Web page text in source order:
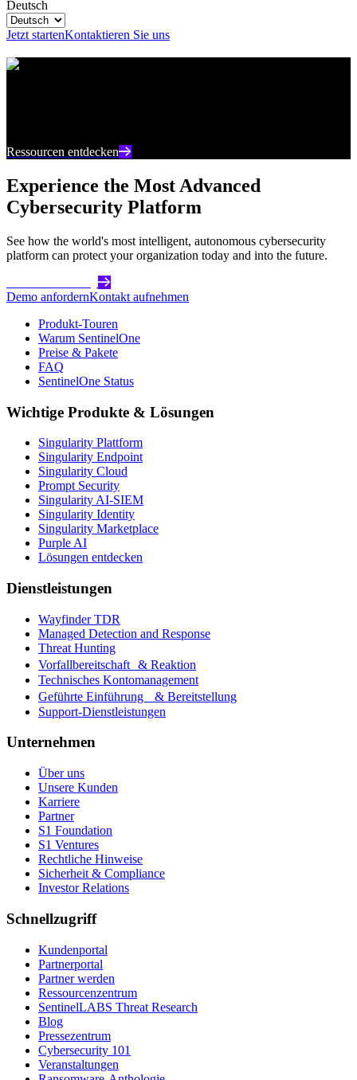
Deutsch
Jetzt startenKontaktieren Sie uns
Ressourcencenter
Ressourcen entdecken
Experience the Most Advanced
Cybersecurity Platform
See how the world's most intelligent, autonomous cybersecurity
platform can protect your organization today and into the future.
Demo anfordernKontakt aufnehmen
Produkt-Touren
Warum SentinelOne
Preise & Pakete
FAQ
SentinelOne Status
Wichtige Produkte & Lösungen
Singularity Plattform
Singularity Endpoint
Singularity Cloud
Prompt Security
Singularity AI-SIEM
Singularity Identity
Singularity Marketplace
Purple AI
Lösungen entdecken
Dienstleistungen
Wayfinder TDR
Managed Detection and Response
Threat Hunting
Vorfallbereitschaft & Reaktion
Technisches Kontomanagement
Geführte Einführung & Bereitstellung
Support-Dienstleistungen
Unternehmen
Über uns
Unsere Kunden
Karriere
Partner
S1 Foundation
S1 Ventures
Rechtliche Hinweise
Sicherheit & Compliance
Investor Relations
Schnellzugriff
Kundenportal
Partnerportal
Partner werden
Ressourcenzentrum
SentinelLABS Threat Research
Blog
Pressezentrum
Cybersecurity 101
Veranstaltungen